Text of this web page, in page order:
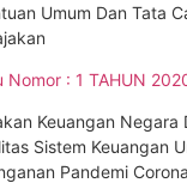
Umum Dan Tata
Nomor : 1 TAHUN
Keuangan Negara
Sistem Keuangan
Pandemi